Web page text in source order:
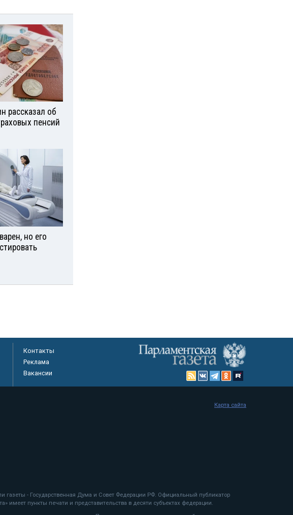
рассказал об
пенсий
но его
Контакты
Реклама
Вакансии
газеты - Государственная Дума и Совет Федерации РФ. Официальный публикатор
имеет пункты печати и представительства в десяти субъектах федерации.
Карта сайта